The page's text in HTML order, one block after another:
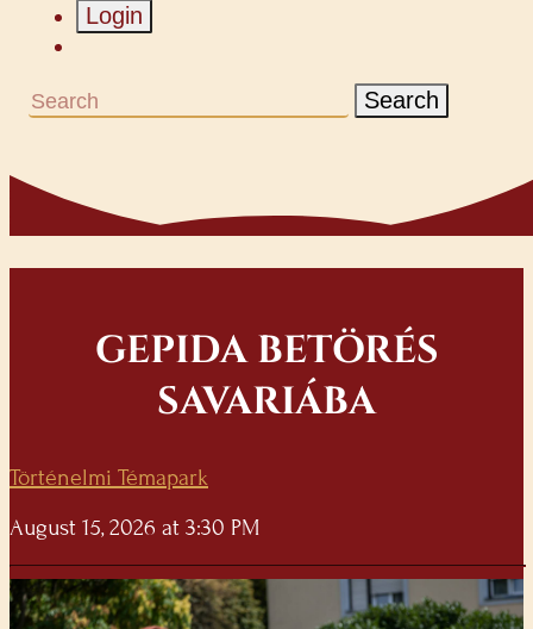
Login
Search
GEPIDA BETÖRÉS
SAVARIÁBA
Történelmi Témapark
August 15, 2026 at 3:30 PM